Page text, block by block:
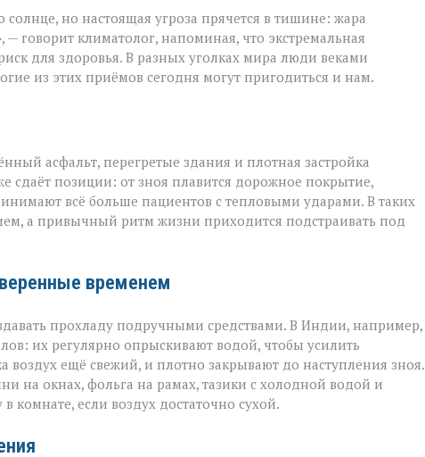
но настоящая угроза прячется в тишине: жара
говорит климатолог, напоминая, что экстремальная
для здоровья. В разных уголках мира люди веками
из этих приёмов сегодня могут пригодиться и нам.
асфальт, перегретые здания и плотная застройка
сдаёт позиции: от зноя плавится дорожное покрытие,
всё больше пациентов с тепловыми ударами. В таких
а привычный ритм жизни приходится подстраивать под
временем
прохладу подручными средствами. В Индии, например,
их регулярно опрыскивают водой, чтобы усилить
ещё свежий, и плотно закрывают до наступления зноя.
на окнах, фольга на рамах, тазики с холодной водой и
комнате, если воздух достаточно сухой.